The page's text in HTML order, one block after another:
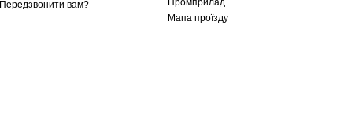
Передзвонити вам?
Промприлад
Мапа проїзду